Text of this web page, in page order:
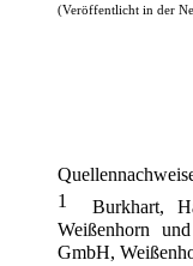
(Veröffentlicht in der
1Burkhart,
Weißenhorn
GmbH,